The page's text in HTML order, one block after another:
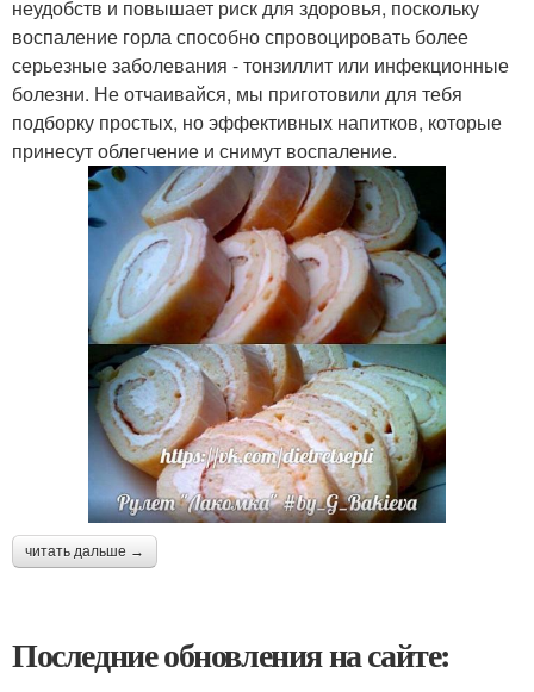
Масло при боли Молоко при боли
Боли в горле Питие при болях
неудобств и повышает риск для здоровья, поскольку
воспаление горла способно спровоцировать более
серьезные заболевания - тонзиллит или инфекционные
болезни. Не отчаивайся, мы приготовили для тебя
подборку простых, но эффективных напитков, которые
принесут облегчение и снимут воспаление.
читать дальше →
Последние обновления на сайте: